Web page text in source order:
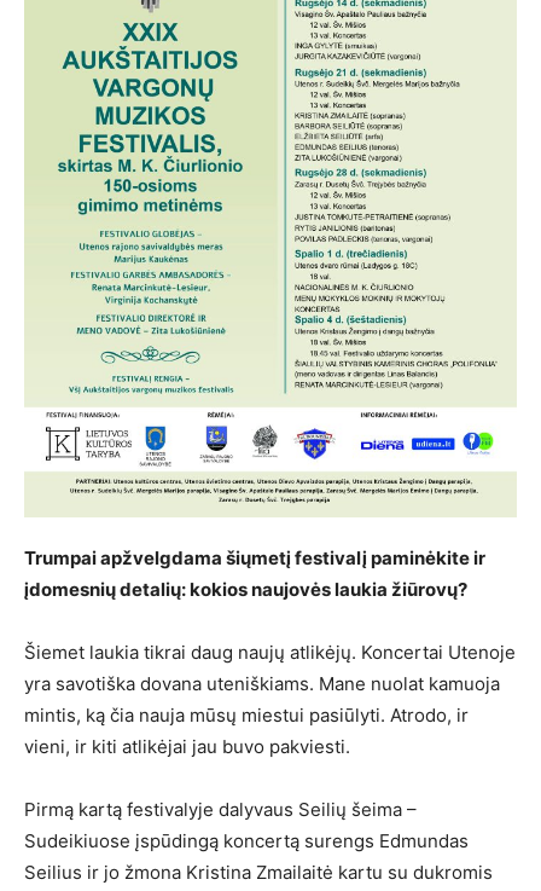
Trumpai apžvelgdama šiųmetį festivalį paminėkite ir
įdomesnių detalių: kokios naujovės laukia žiūrovų?
Šiemet laukia tikrai daug naujų atlikėjų. Koncertai Utenoje
yra savotiška dovana uteniškiams. Mane nuolat kamuoja
mintis, ką čia nauja mūsų miestui pasiūlyti. Atrodo, ir
vieni, ir kiti atlikėjai jau buvo pakviesti.
Pirmą kartą festivalyje dalyvaus Seilių šeima –
Sudeikiuose įspūdingą koncertą surengs Edmundas
Seilius ir jo žmona Kristina Zmailaitė kartu su dukromis